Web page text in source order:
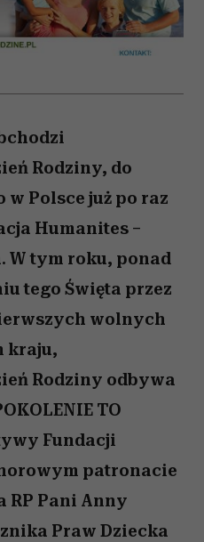
Rodziny, do
Polsce już po raz
Humanites –
W tym roku, ponad
tego Święta przez
wolnych
kraju,
Rodziny odbywa
TO
Fundacji
patronacie
RP Pani Anny
Praw Dziecka